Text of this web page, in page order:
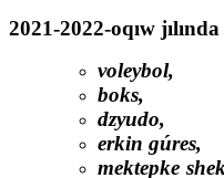
2021-2022-oqıw
voleybol,
boks,
dzyudo,
erkin gúres,
mektepke